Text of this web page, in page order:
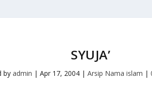
SYUJA’
byadmin |Apr 17, 2004 |Arsip Nama islam |